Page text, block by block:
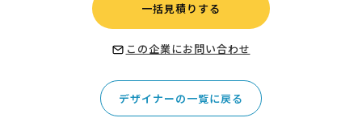
一括見積りする
この企業にお問い合わせ
デザイナーの一覧に戻る